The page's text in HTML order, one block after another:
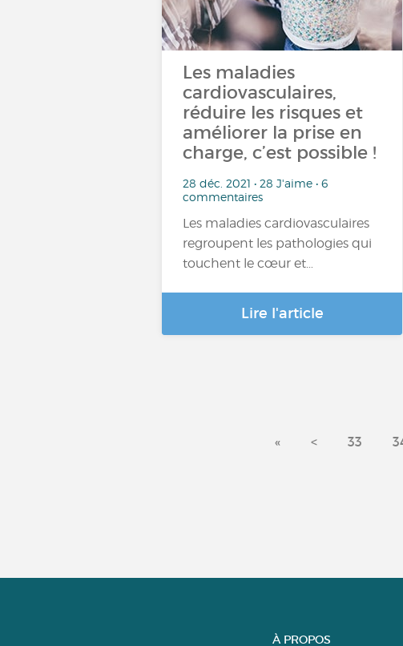
Les maladies
cardiovasculaires,
réduire les risques et
améliorer la prise en
charge, c’est possible !
28 déc. 2021 • 28 J'aime • 6
commentaires
Les maladies cardiovasculaires
regroupent les pathologies qui
touchent le cœur et…
Lire l'article
« < 33
À PROPOS